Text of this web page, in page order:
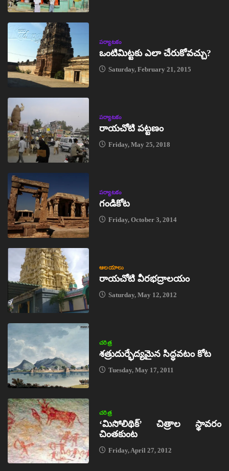
పర్యాటకం
ఒంటిమిట్టకు ఎలా చేరుకోవచ్చు?
Saturday, February 21, 2015
పర్యాటకం
రాయచోటి పట్టణం
Friday, May 25, 2018
పర్యాటకం
గండికోట
Friday, October 3, 2014
ఆలయాలు
రాయచోటి వీరభద్రాలయం
Saturday, May 12, 2012
చరిత్ర
శత్రుదుర్భేద్యమైన సిద్ధవటం కోట
Tuesday, May 17, 2011
చరిత్ర
‘మిసోలిథిక్‌’ చిత్రాల స్థావరం
చింతకుంట
Friday, April 27, 2012